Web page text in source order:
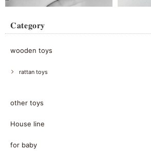
𝐂𝐚𝐭𝐞𝐠𝐨𝐫𝐲
wooden toys
rattan toys
other toys
House line
for baby